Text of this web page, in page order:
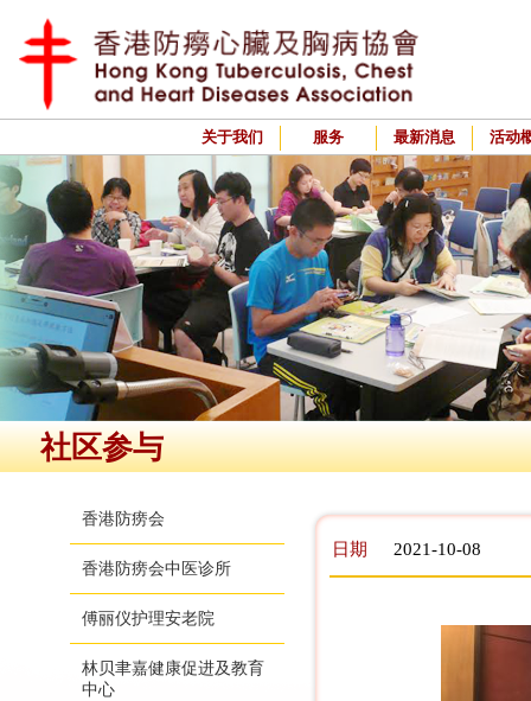
关于我们 服务 最新消息 活动
社区参与
香港防痨会
香港防痨会中医诊所
傅丽仪护理安老院
林贝聿嘉健康促进及教育
中心
日期 2021-10-08